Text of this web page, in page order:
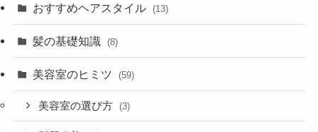
おすすめヘアスタイル (13)
髪の基礎知識 (8)
美容室のヒミツ (59)
美容室の選び方 (3)